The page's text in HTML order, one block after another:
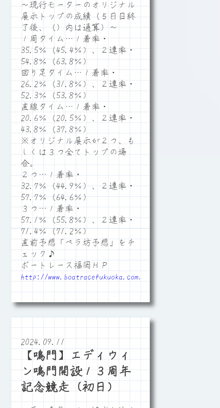
～現行モーターのオリジナル
展示トップの成績（５日目終
了後、（）内は通算）～
１周タイム…１着率・
35.5％（45.4％）、２連率・
54.8％（63.8％）
回り足タイム…１着率・
26.2％（31.8％）、２連率・
52.3％（53.8％）
直線タイム…１着率・
20.6％（20.5％）、２連率・
43.8％（37.8％）
※オリジナル展示が２つ、も
しくは３つ全てトップの場
合。
２つ…１着率・
32.7％（44.9％）、２連率・
57.7％（64.6％）
３つ…１着率・
57.1％（55.8％）、２連率・
71.4％（71.2％）
直前予想「ペラ坊予想」をチ
ェック♪
ボートレース福岡ＨＰ
http://www.boatracefukuoka.com/
2024.09.11
【鳴門】エディウィ
ン鳴門開設１３周年
記念競走（初日）